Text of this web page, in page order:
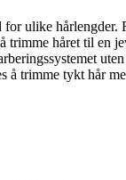
ulike hårlengder.
trimme håret til en
å trimme tykt hår